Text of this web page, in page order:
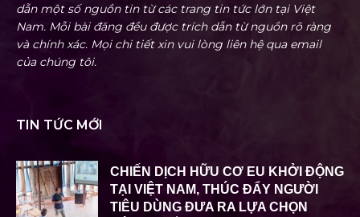
dẫn một số nguồn tin từ các trang tin tức lớn tại Việt
Nam. Mỗi bài đăng đều được trích dẫn từ nguồn rõ ràng
và chính xác. Mọi chi tiết xin vui lòng liên hệ qua email
của chúng tôi.
TIN TỨC MỚI
CHIẾN DỊCH HỮU CƠ EU KHỞI ĐỘNG
TẠI VIỆT NAM, THÚC ĐẨY NGƯỜI
TIÊU DÙNG ĐƯA RA LỰA CHỌN